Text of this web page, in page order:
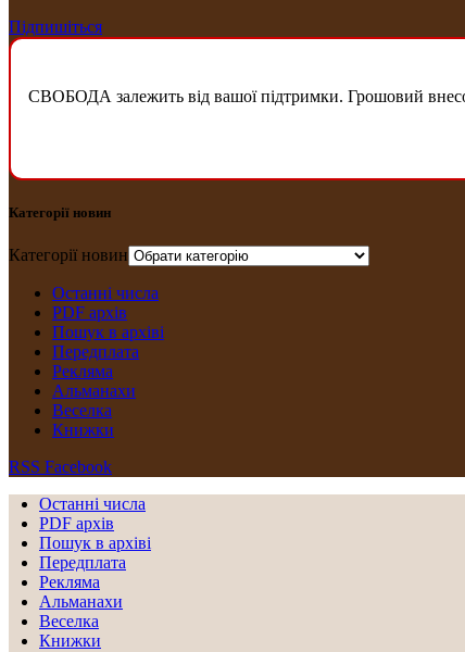
Підпишіться
СВОБОДА залежить від вашої підтримки. Грошовий
Категорії новин
Категорії новин
Останні числа
PDF архів
Пошук в архіві
Передплата
Рекляма
Альманахи
Веселка
Книжки
RSS Facebook
Останні числа
PDF архів
Пошук в архіві
Передплата
Рекляма
Альманахи
Веселка
Книжки